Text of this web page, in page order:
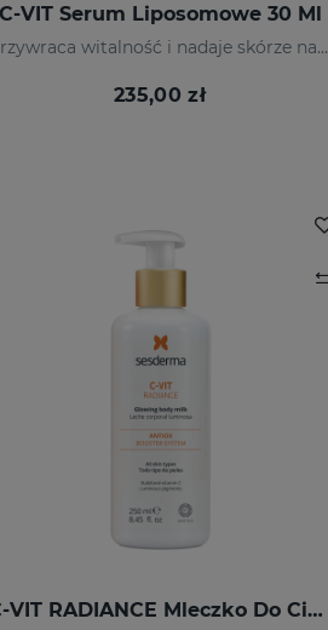
C-VIT Serum Liposomowe 30 Ml
Przywraca witalność i nadaje skórze naturalny blask.
235,00 zł
C-VIT RADIANCE Mleczko Do Ciała 250 Ml